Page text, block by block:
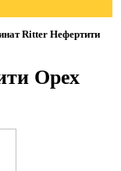
Ritter Нефертити
Орех